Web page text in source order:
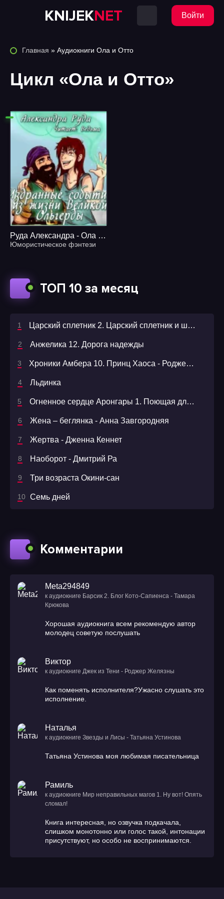
KNIJEKNET Войти
ТОП 10 за месяц
Царский сплетник 2. Царский сплетник и шемаханская царица - Олег Шелонин
Анжелика 12. Дорога надежды
Хроники Амбера 10. Принц Хаоса - Роджер Желязны
Льдинка
Огненное сердце Аронгары 1. Поющая для дракона
Жена – беглянка - Анна Завгородняя
Жертва - Дженна Кеннет
Наоборот - Дмитрий Ра
Три возраста Окини-сан
Семь дней
Комментарии
Meta294849
к аудиокниге Барсик 2. Блог Кото-Сапиенса - Тамара
Крюкова
Хорошая аудиокнига всем рекомендую автор
молодец советую послушать
Виктор
к аудиокниге Джек из Тени - Роджер Желязны
Как поменять исполнителя?Ужасно слушать это
исполнение.
Наталья
к аудиокниге Звезды и Лисы - Татьяна Устинова
Татьяна Устинова моя любимая писательница
Рамиль
к аудиокниге Мир неправильных магов 1. Ну вот! Опять
сломал!
Книга интересная, но озвучка подкачала,
слишком монотонно или голос такой, интонации
присутствуют, но особо не воспринимаются.
Главная » Аудиокниги Ола и Отто
Цикл «Ола и Отто»
Руда Александра - Ола и Отто 4.5. Издранные события из жизни Великой Ольгерды
Юмористическое фэнтези